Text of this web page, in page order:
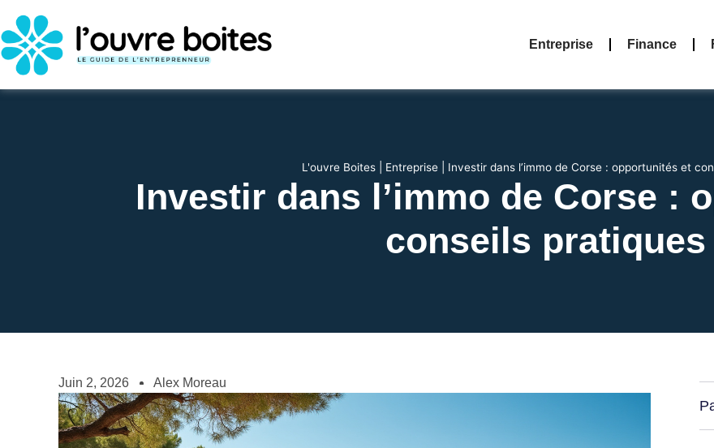
Entreprise Finance
L'ouvre Boites Entreprise Investir dans l’immo de Corse : opportunités et
Investir dans l’immo de Corse :
conseils pratiques
Juin 2, 2026 Alex Moreau